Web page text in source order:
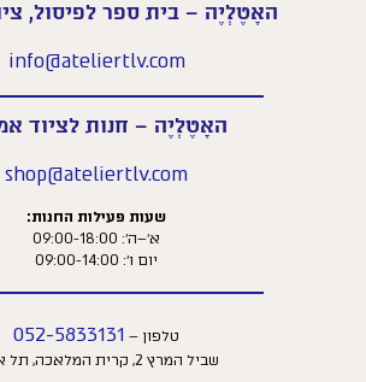
האָטֶלְיֶה – בית ספר לפיסול,
info@ateliertlv.com
האָטֶלְיֶה – חנות לציוד
shop@ateliertlv.com
שעות פעילות החנות:
א׳–ה׳: 09:00-18:00
יום ו׳: 09:00-14:00
טלפון –052-5833131
שביל המרץ 2, קרית המלאכה, תל אביב